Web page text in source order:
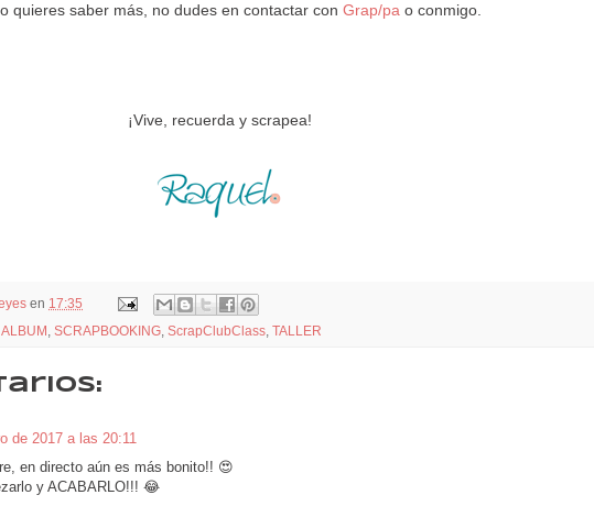
quieres saber más, no dudes en contactar con Grap/pa o conmigo.
¡Vive, recuerda y scrapea!
en 17:35
ALBUM SCRAPBOOKING ScrapClubClass TALLER
de 2017 a las 20:11
en directo aún es más bonito!! 😍
y ACABARLO!!! 😂